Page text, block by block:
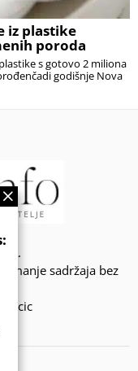
iz plastike
poroda
s gotovo 2 miliona
godišnje Nova
sadržaja bez